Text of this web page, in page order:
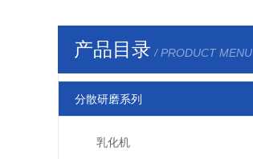
产品目录 / PRODUCT MENU
分散研磨系列
乳化机